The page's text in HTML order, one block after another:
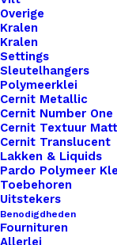
Overige
Kralen
Kralen
Settings
Sleutelhangers
Polymeerklei
Cernit Metallic
Cernit Number One
Cernit Textuur
Cernit Translucent
Lakken & Liquids
Pardo Polymeer
Toebehoren
Uitstekers
Benodigdheden
Fournituren
Allerlei
Kleur
Binnen 1-3
Veilig
Unieke en
Overzicht